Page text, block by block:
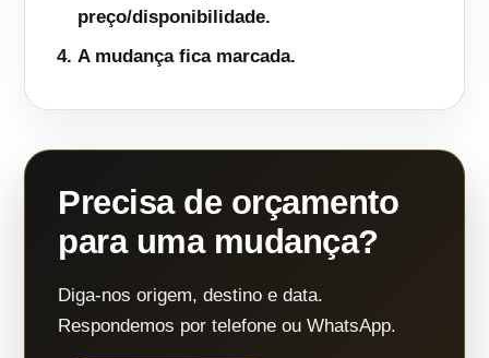
preço/disponibilidade.
A mudança fica marcada.
Precisa de orçamento
para uma mudança?
Diga-nos origem, destino e data.
Respondemos por telefone ou WhatsApp.